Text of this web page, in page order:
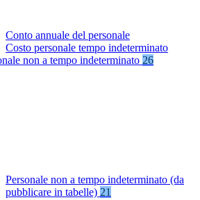
Conto annuale del personale
Costo personale tempo indeterminato
non a tempo indeterminato 26
Personale non a tempo indeterminato (da
pubblicare in tabelle) 21